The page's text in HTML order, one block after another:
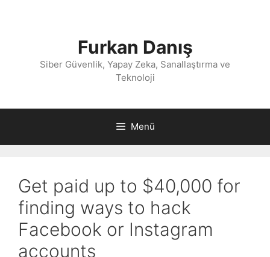
Furkan Danış
Siber Güvenlik, Yapay Zeka, Sanallaştırma ve
Teknoloji
Menü
Get paid up to $40,000 for
finding ways to hack
Facebook or Instagram
accounts